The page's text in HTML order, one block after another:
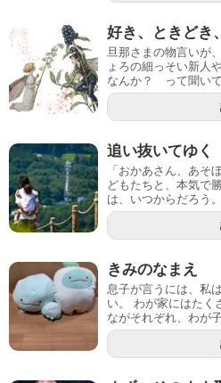
好き、ときどき
旦那さまの物言いが
ょろの細っそい新人
なんか？ って聞い
追い抜いてゆく
「おかあさん、あそ
どもたちと、本気で
は、いつからだろう
きみのなまえ
息子が言うには、私
い。 わが家にはたく
ながそれぞれ、わが